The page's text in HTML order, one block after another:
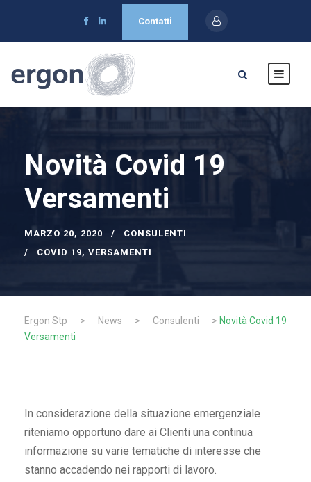
Contatti
Novità Covid 19
Versamenti
MARZO 20, 2020
CONSULENTI
COVID 19, VERSAMENTI
Ergon Stp > News > Consulenti > Novità Covid 19
Versamenti
In considerazione della situazione emergenziale
riteniamo opportuno dare ai Clienti una continua
informazione su varie tematiche di interesse che
stanno accadendo nei rapporti di lavoro.